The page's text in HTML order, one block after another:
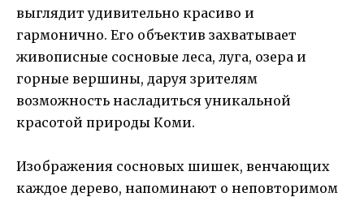
выглядит удивительно красиво и
гармонично. Его объектив захватывает
живописные сосновые леса, луга, озера и
горные вершины, даруя зрителям
возможность насладиться уникальной
красотой природы Коми.
Изображения сосновых шишек, венчающих
каждое дерево, напоминают о неповторимом